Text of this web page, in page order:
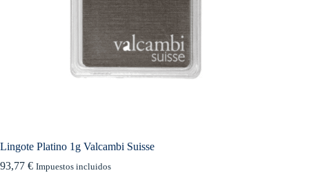
Lingote Platino 1g Valcambi Suisse
93,77 € Impuestos incluidos